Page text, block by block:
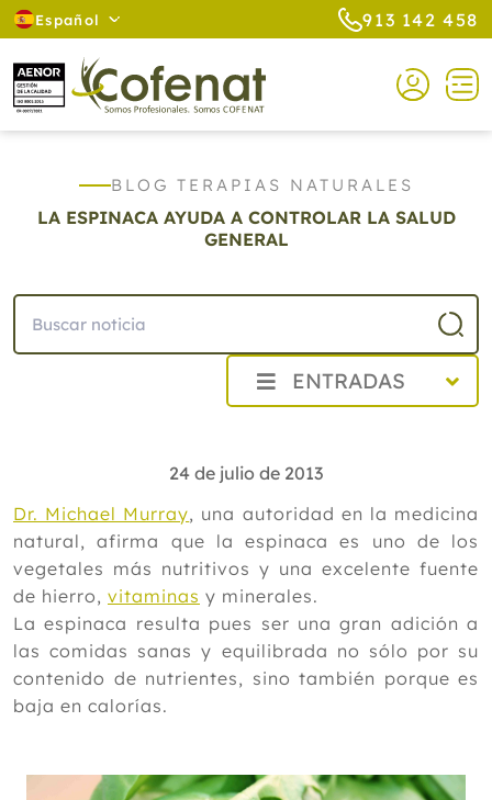
Español 913 142 458
BLOG TERAPIAS NATURALES
LA ESPINACA AYUDA A CONTROLAR LA SALUD
GENERAL
ENTRADAS
2025
2024
2023
2022
2021
2020
2019
2017
24 de julio de 2013
Dr. Michael Murray, una autoridad en la medicina
natural, afirma que la espinaca es uno de los
vegetales más nutritivos y una excelente fuente
de hierro, vitaminas y minerales.
La espinaca resulta pues ser una gran adición a
las comidas sanas y equilibrada no sólo por su
contenido de nutrientes, sino también porque es
baja en calorías.